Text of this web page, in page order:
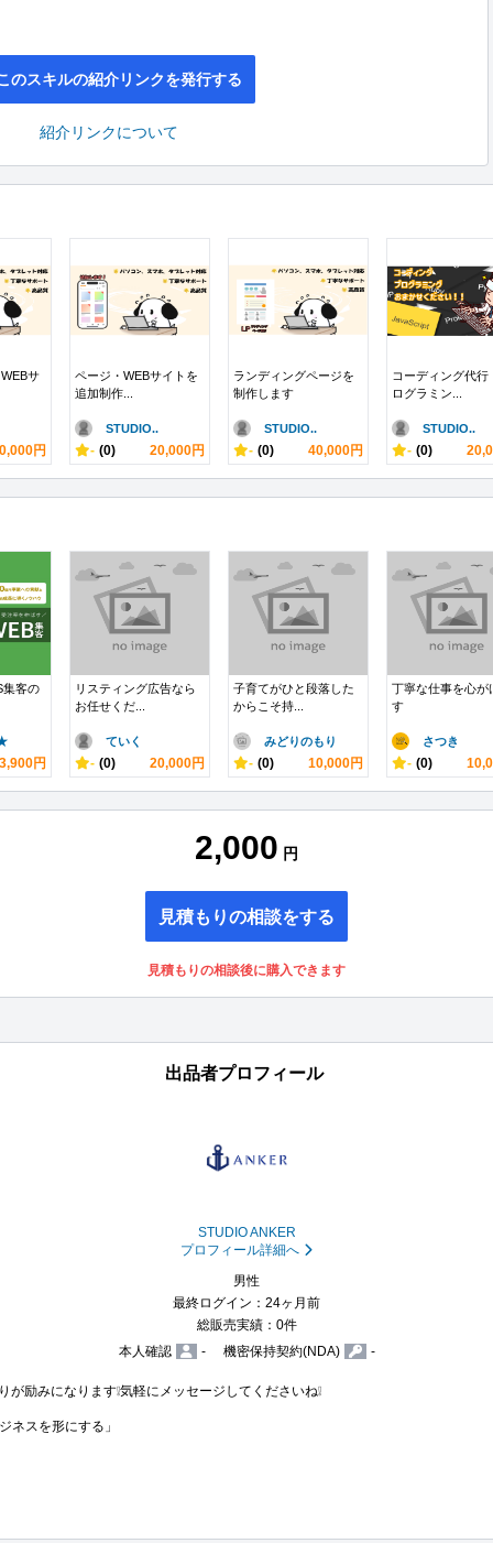
のスキルの紹介リンクを発行する
紹介リンクについて
サ
円
ページ・WEBサイトを
追加制作...
STUDIO..
- (0) 20,000円
ランディングページを
制作します
STUDIO..
- (0) 40,000円
コーディング代行
ログラミン...
STUDIO..
- (0)
集客の
円
リスティング広告なら
お任せくだ...
ていく
- (0) 20,000円
子育てがひと段落した
からこそ持...
みどりのもり
- (0) 10,000円
丁寧な仕事を心が
す
さつき
- (0)
2,000 円
見積もりの相談をする
見積もりの相談後に購入できます
出品者プロフィール
STUDIO ANKER
プロフィール詳細へ
男性
最終ログイン：24ヶ月前
総販売実績：0件
本人確認
- 機密保持契約(NDA) -
励みになります❕️気軽にメッセージしてくださいね❕️
ネスを形にする」